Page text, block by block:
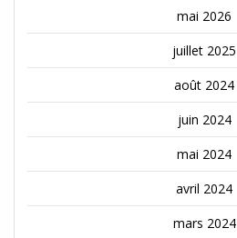
mai 2026
juillet 2025
août 2024
juin 2024
mai 2024
avril 2024
mars 2024